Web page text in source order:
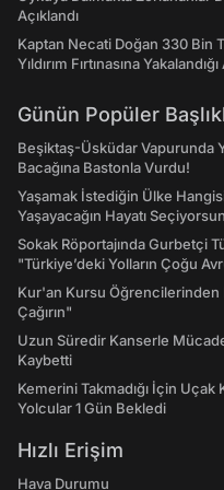
Açıklandı
Kaptan Necati Doğan 330 Bin
Yıldırım Fırtınasına
Günün Popüler
Beşiktaş-Üsküdar Vapurunda
Bacağına Bastonla Vurdu!
Yaşamak İstediğin Ülke
Yaşayacağın Hayatı
Sokak Röportajında Gurbetçi
"Türkiye’deki Yolların Çoğu
Kur'an Kursu Öğrencilerinden
Çağırın"
Uzun Süredir Kanserle
Kaybetti
Kemerini Takmadığı İçin
Yolcular 1 Gün Bekledi
Hızlı Erişim
Hava Durumu